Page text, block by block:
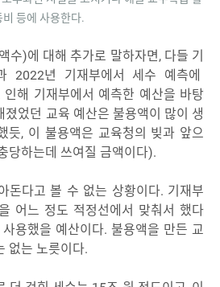
비 등에 사용한다.
수)에 대해 추가로 말하자면, 다들 기
2022년 기재부에서 세수 예측에
인해 기재부에서 예측한 예산을 바탕
었던 교육 예산은 불용액이 많이 생
듯, 이 불용액은 교육청의 빚과 앞으
당하는데 쓰여질 금액이다).
돈다고 볼 수 없는 상황이다. 기재부
어느 정도 적정선에서 맞춰서 했다
용했을 예산이다. 불용액을 만든 교
없는 노릇이다.